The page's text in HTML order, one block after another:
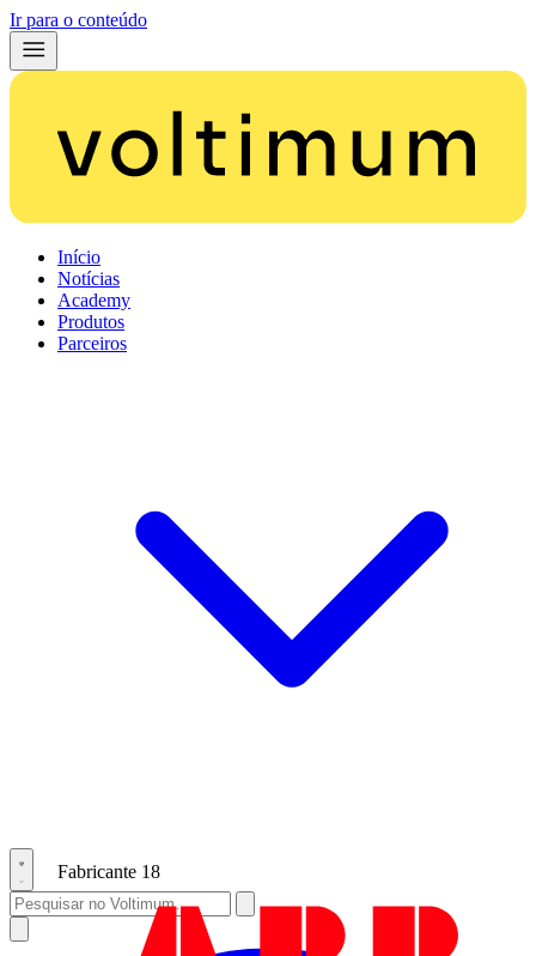
Ir para o conteúdo
Início
Notícias
Academy
Produtos
Parceiros
Fabricante 18